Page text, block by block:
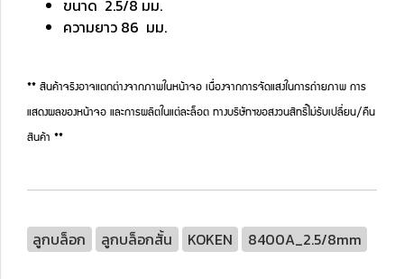
ขนาด 2.5/8 มม.
ความยาว 86 มม.
** สินค้าจริงอาจแตกต่างจากภาพในหน้าจอ เนื่องจากการจัดแสงในการถ่ายภาพ การ
แสดงผลของหน้าจอ และการผลิตในแต่ละล็อต ทางบริษัทฯขอสงวนสิทธิ์ไม่รับเปลี่ยน/คืน
สินค้า **
ลูกบล็อก ลูกบล็อกสั้น KOKEN 8400A_2.5/8mm